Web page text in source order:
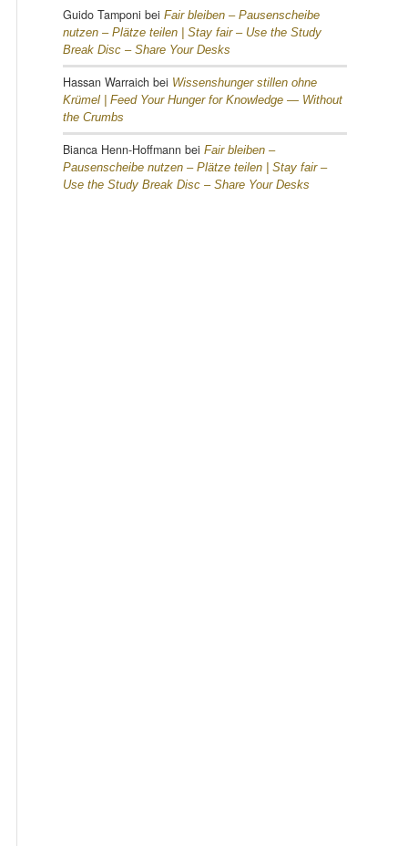
Guido Tamponi bei Fair bleiben – Pausenscheibe
nutzen – Plätze teilen | Stay fair – Use the Study
Break Disc – Share Your Desks
Hassan Warraich bei Wissenshunger stillen ohne
Krümel | Feed Your Hunger for Knowledge — Without
the Crumbs
Bianca Henn-Hoffmann bei Fair bleiben –
Pausenscheibe nutzen – Plätze teilen | Stay fair –
Use the Study Break Disc – Share Your Desks